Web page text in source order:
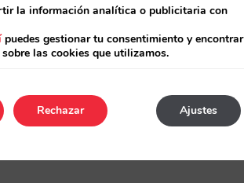
la información analítica o publicitaria con
puedes gestionar tu consentimiento y encontrar
las cookies que utilizamos.
Ajustes
Rechazar